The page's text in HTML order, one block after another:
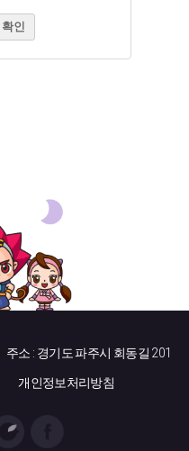
확인
주소 : 경기도 파주시 회동길 201
개인정보처리방침